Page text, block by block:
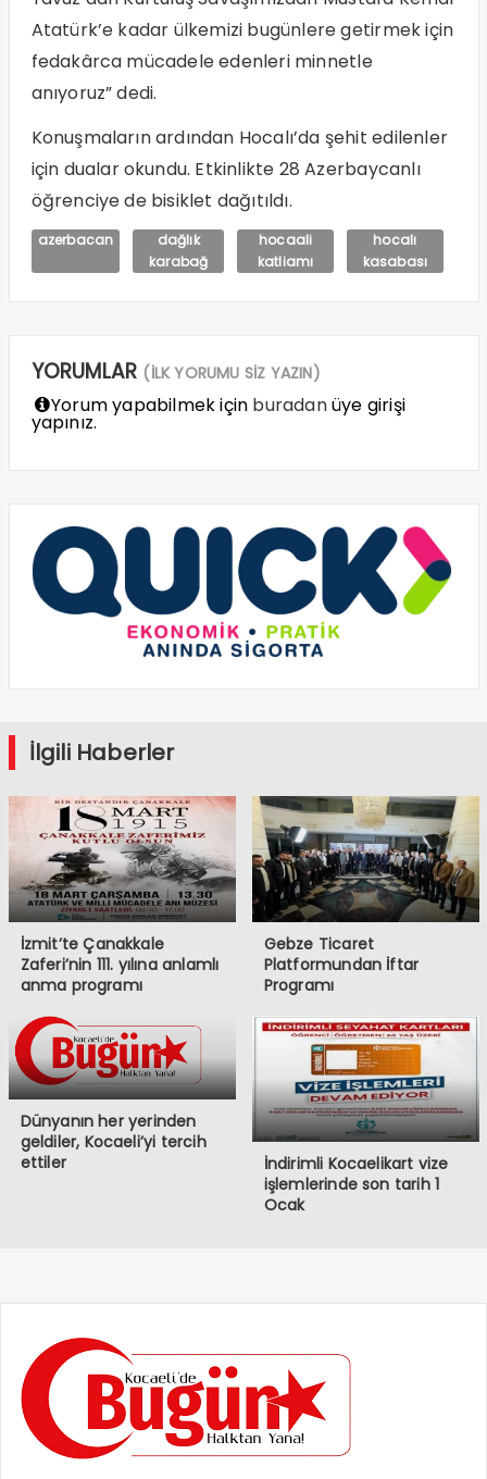
Atatürk’e kadar ülkemizi bugünlere getirmek için
fedakârca mücadele edenleri minnetle
anıyoruz” dedi.
Konuşmaların ardından Hocalı’da şehit edilenler
için dualar okundu. Etkinlikte 28 Azerbaycanlı
öğrenciye de bisiklet dağıtıldı.
azerbacan
dağlık
karabağ
hocaali
katliamı
hocalı
kasabası
YORUMLAR (İLK YORUMU SİZ YAZIN)
Yorum yapabilmek için buradanüye girişi
yapınız.
İlgili Haberler
İzmit’te Çanakkale
Zaferi’nin 111. yılına anlamlı
anma programı
Gebze Ticaret
Platformundan İftar
Programı
Dünyanın her yerinden
geldiler, Kocaeli’yi tercih
ettiler
İndirimli Kocaelikart vize
işlemlerinde son tarih 1
Ocak